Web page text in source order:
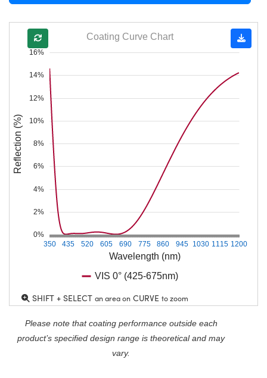
Wavelength (nm)
350 435 520 605 690 775 860 945 1030 1115 1200
0%
2%
4%
6%
8%
10%
12%
14%
16%
Reflection (%)
Coating Curve Chart
VIS 0° (425-675nm)
SHIFT + SELECT an area on CURVE to zoom
Please note that coating performance outside each
product’s specified design range is theoretical and may
vary.